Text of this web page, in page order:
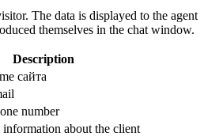
The data is displayed to the agent
themselves in the chat window.
Description
сайта
number
about the client